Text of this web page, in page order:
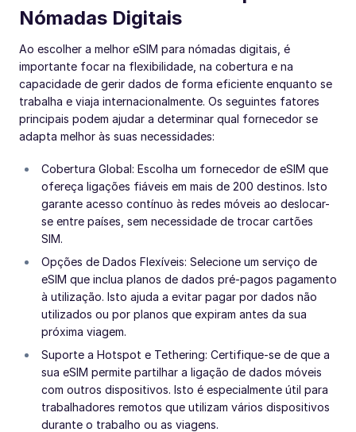
Nómadas Digitais
Ao escolher a melhor eSIM para nómadas digitais, é
importante focar na flexibilidade, na cobertura e na
capacidade de gerir dados de forma eficiente enquanto se
trabalha e viaja internacionalmente. Os seguintes fatores
principais podem ajudar a determinar qual fornecedor se
adapta melhor às suas necessidades:
Cobertura Global: Escolha um fornecedor de eSIM que
ofereça ligações fiáveis em mais de 200 destinos. Isto
garante acesso contínuo às redes móveis ao deslocar-
se entre países, sem necessidade de trocar cartões
SIM.
Opções de Dados Flexíveis: Selecione um serviço de
eSIM que inclua planos de dados pré-pagos pagamento
à utilização. Isto ajuda a evitar pagar por dados não
utilizados ou por planos que expiram antes da sua
próxima viagem.
Suporte a Hotspot e Tethering: Certifique-se de que a
sua eSIM permite partilhar a ligação de dados móveis
com outros dispositivos. Isto é especialmente útil para
trabalhadores remotos que utilizam vários dispositivos
durante o trabalho ou as viagens.